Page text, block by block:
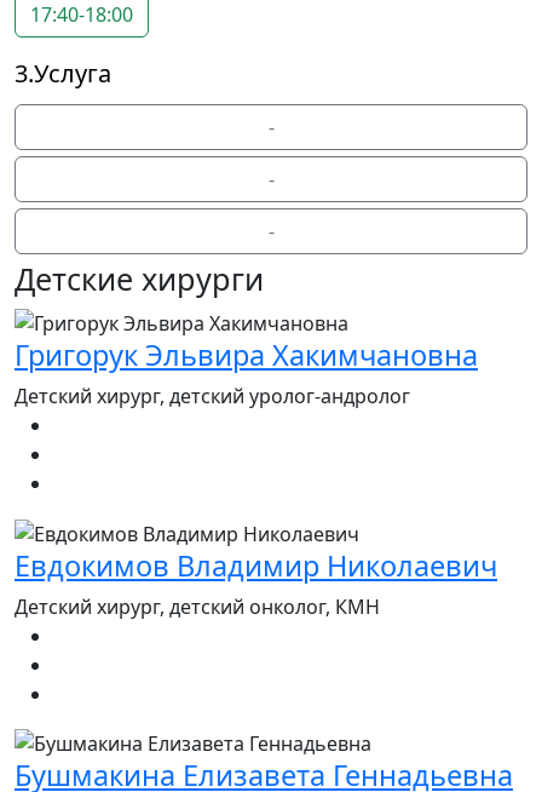
17:40-18:00
3.Услуга
-
-
-
Детские хирурги
Григорук Эльвира Хакимчановна
Детский хирург, детский уролог-андролог
Евдокимов Владимир Николаевич
Детский хирург, детский онколог, КМН
Бушмакина Елизавета Геннадьевна